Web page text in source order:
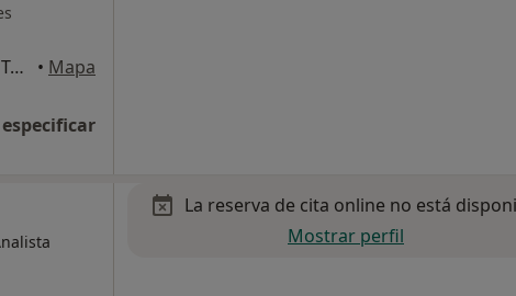
Rambla Nova, 103 (Edificio Atlántico), Tarragona • Mapa
La reserva de cita online no está
Mostrar perfil